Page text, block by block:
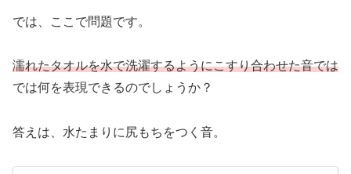
では、ここで問題です。
濡れたタオルを水で洗濯するようにこすり合わせた音では
では何を表現できるのでしょうか？
答えは、水たまりに尻もちをつく音。